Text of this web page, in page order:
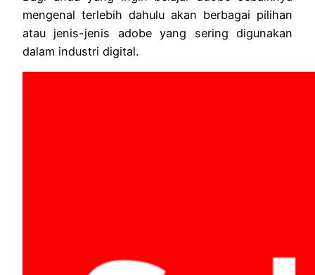
mengenal terlebih dahulu akan berbagai pilihan
atau jenis-jenis adobe yang sering digunakan
dalam industri digital.